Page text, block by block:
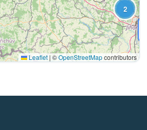
2
Leaflet | ©OpenStreetMapcontributors